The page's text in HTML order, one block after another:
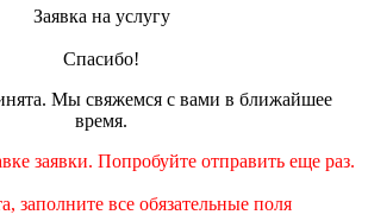
Заявка на услугу
Спасибо!
Мы свяжемся с вами в ближайшее
время.
заявки. Попробуйте отправить еще раз.
заполните все обязательные поля